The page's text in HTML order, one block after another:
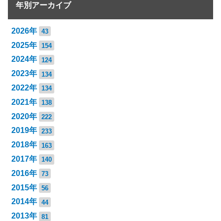
年別アーカイブ
2026年 43
2025年 154
2024年 124
2023年 134
2022年 134
2021年 138
2020年 222
2019年 233
2018年 163
2017年 140
2016年 73
2015年 56
2014年 44
2013年 81